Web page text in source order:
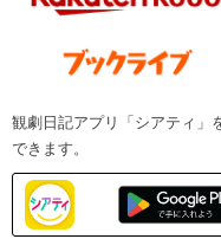
観劇日記アプリ「シアティ」
できます。